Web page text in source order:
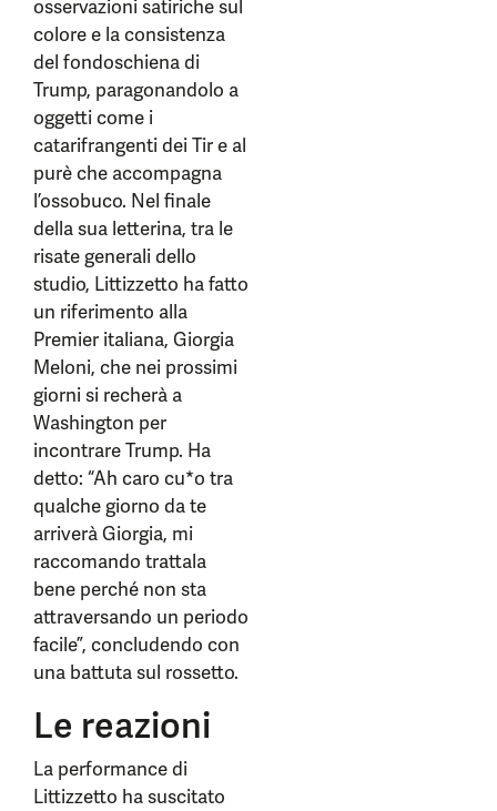
osservazioni satiriche sul
colore e la consistenza
del fondoschiena di
Trump, paragonandolo a
oggetti come i
catarifrangenti dei Tir e al
purè che accompagna
l’ossobuco. Nel finale
della sua letterina, tra le
risate generali dello
studio, Littizzetto ha fatto
un riferimento alla
Premier italiana, Giorgia
Meloni, che nei prossimi
giorni si recherà a
Washington per
incontrare Trump. Ha
detto: “Ah caro cu*o tra
qualche giorno da te
arriverà Giorgia, mi
raccomando trattala
bene perché non sta
attraversando un periodo
facile”, concludendo con
una battuta sul rossetto.
Le reazioni
La performance di
Littizzetto ha suscitato